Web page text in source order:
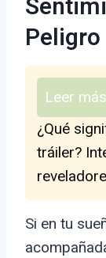
Peligro
Leer más
¿Qué
tráiler?
Si en tu